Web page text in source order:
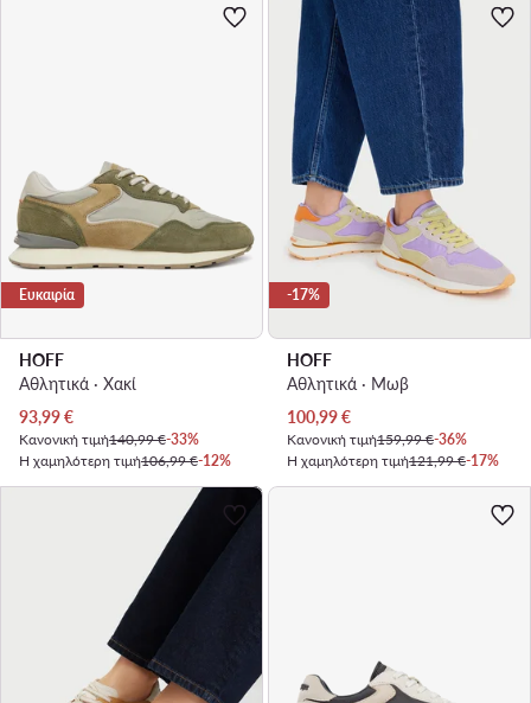
Ευκαιρία
HOFF
Αθλητικά · Χακί
Τρέχουσα τιμή
93,99€
Κανονική τιμή140,99 €-33%
Η χαμηλότερη τιμή106,99 €-12%
-17%
HOFF
Αθλητικά · Μωβ
Τρέχουσα τιμή
100,99€
Κανονική τιμή159,99 €-36%
Η χαμηλότερη τιμή121,99 €-17%